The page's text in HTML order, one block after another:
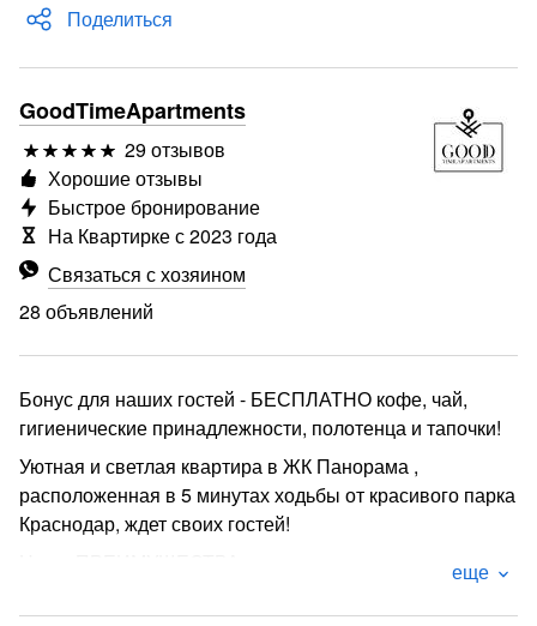
Поделиться
GoodTimeApartments
29 отзывов
Связаться с хозяином
28 объявлений
Хорошие отзывы
Быстрое бронирование
На Квартирке с 2023 года
Бонус для наших гостей - БЕСПЛАТНО кофе, чай,
гигиенические принадлежности, полотенца и тапочки!
Уютная и светлая квартира в ЖК Панорама ,
расположенная в 5 минутах ходьбы от красивого парка
Краснодар, ждет своих гостей!
еще